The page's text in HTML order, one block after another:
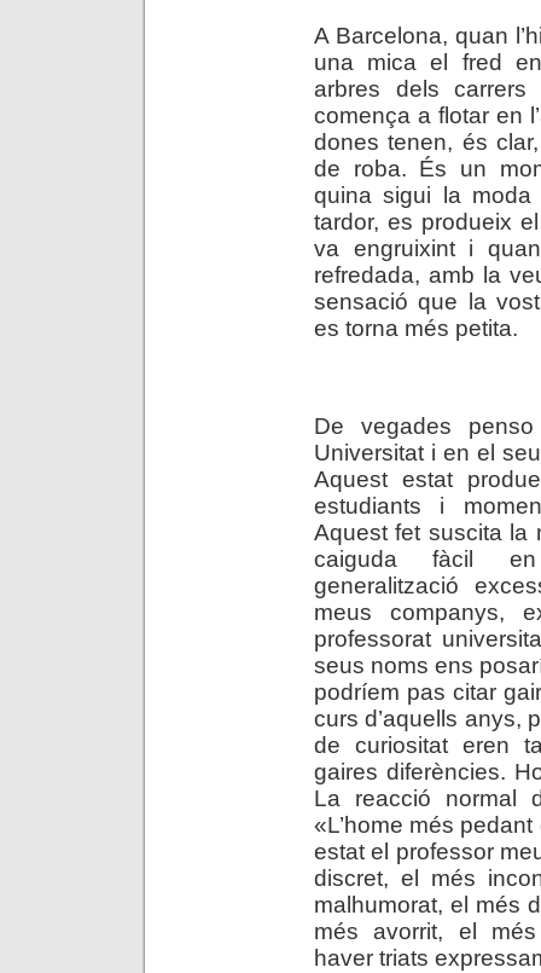
A Barcelona, quan
una mica el fred
arbres dels
comença a flotar en
dones tenen, és
de roba. És un
quina sigui la
tardor, es produeix
va engruixint i
refredada, amb la
sensació que la
es torna més petita.
De vegades
Universitat i en el
Aquest estat
estudiants i
Aquest fet suscita la
caiguda fàcil
generalització
meus companys,
professorat
seus noms ens
podríem pas citar
curs d’aquells anys,
de curiositat eren
gaires diferències.
La reacció normal
«L’home més
estat el professor
discret, el més
malhumorat, el més
més avorrit, el
haver triats